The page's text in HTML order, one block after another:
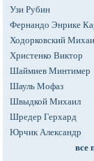
Узи Рубин
Фернандо Энрике
Ходорковский
Христенко Виктор
Шаймиев Минтимер
Шауль Мофаз
Швыдкой Михаил
Шредер Герхард
Юрчик Александр
все